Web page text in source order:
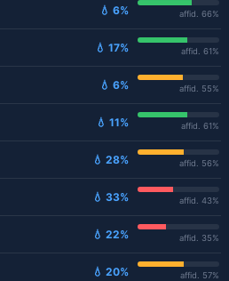
💧 6% affid. 66%
💧 17% affid. 61%
💧 6% affid. 55%
💧 11% affid. 61%
💧 28% affid. 56%
💧 33% affid. 43%
💧 22% affid. 35%
💧 20% affid. 57%